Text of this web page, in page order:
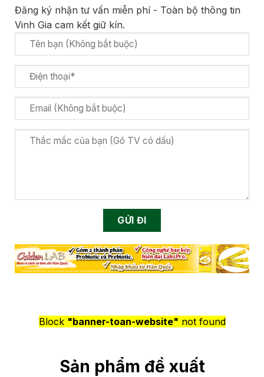
Đăng ký nhận tư vấn miễn phí - Toàn bộ thông tin
Vinh Gia cam kết giữ kín.
Block "banner-toan-website" not found
Sản phẩm đề xuất